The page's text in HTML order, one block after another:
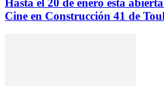
Cine en Construcción 41 de